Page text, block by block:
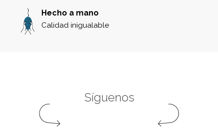
Hecho a mano
Calidad inigualable
Síguenos